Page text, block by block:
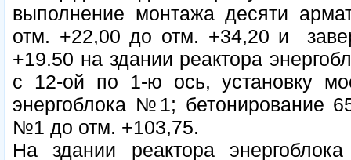
выполнение монтажа десяти
отм. +22,00 до отм. +34,20 и
+19.50 на здании реактора
с 12-ой по 1-ю ось, установку
энергоблока №1; бетонирование
№1 до отм. +103,75.
На здании реактора